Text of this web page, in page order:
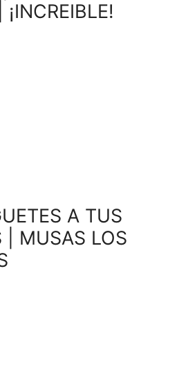
A TUS
| MUSAS LOS